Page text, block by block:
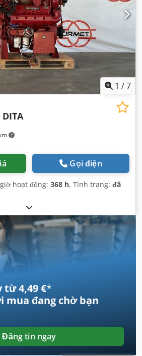
1 /7
DITA
Gọi điện
hoạt động: 368 h, Tình trạng: đã
từ 4,49 €*
mua đang chờ bạn
Đăng tin ngay